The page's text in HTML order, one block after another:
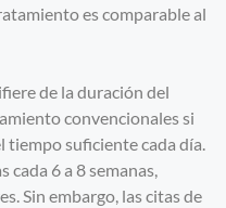
es comparable al
de la duración del
convencionales si
tiempo suficiente cada día.
cada 6 a 8 semanas,
Sin embargo, las citas de